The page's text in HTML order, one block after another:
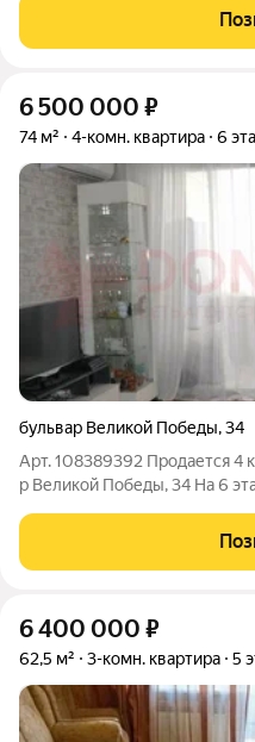
элитного дома. Это не
комфорта, созданное для
6 500 000 ₽
74 м² 4-комн. квартира 6
бульвар Великой Победы,34
Арт. 108389392 Продается 4
р Великой Победы, 34 На 6
застекленные лоджии и 1
инфраструктура. Рядом школа
6 400 000 ₽
62,5 м² 3-комн. квартира 5